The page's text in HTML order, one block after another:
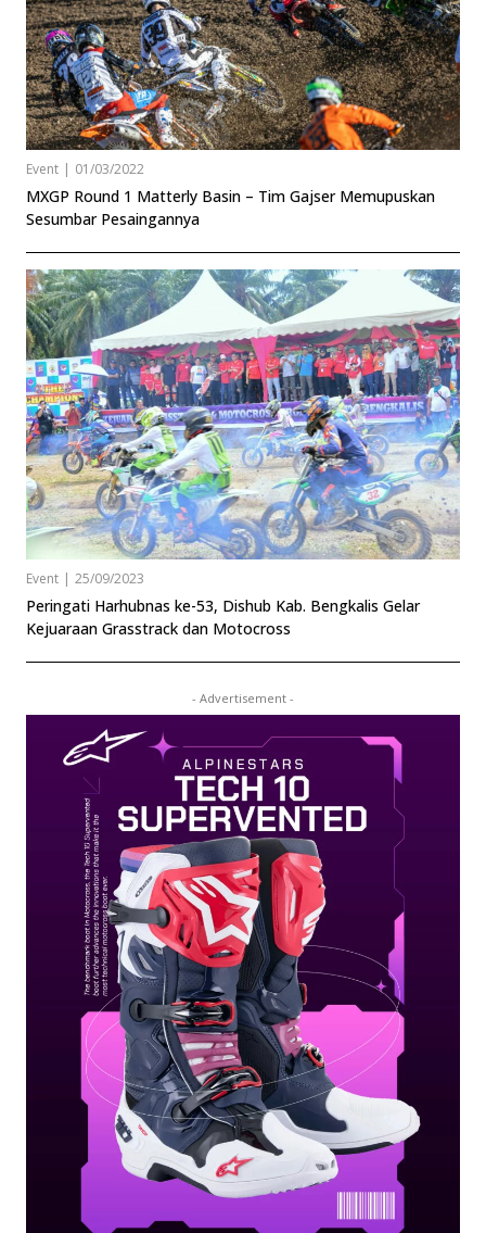
Event | 01/03/2022
MXGP Round 1 Matterly Basin – Tim Gajser Memupuskan
Sesumbar Pesaingannya
Event | 25/09/2023
Peringati Harhubnas ke-53, Dishub Kab. Bengkalis Gelar
Kejuaraan Grasstrack dan Motocross
- Advertisement -